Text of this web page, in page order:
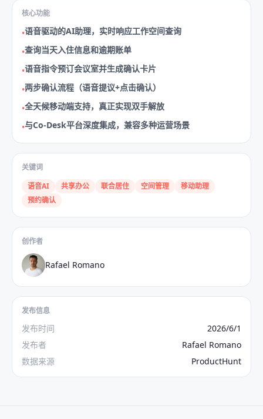
核心功能
•语音驱动的AI助理，实时响应工作空间查询
•查询当天入住信息和逾期账单
•语音指令预订会议室并生成确认卡片
•两步确认流程（语音提议+点击确认）
•全天候移动端支持，真正实现双手解放
•与Co‑Desk平台深度集成，兼容多种运营场景
关键词
语音AI
共享办公 联合居住 空间管理
移动助理
预约确认
创作者
Rafael Romano
发布信息
发布时间
2026/6/1
发布者
Rafael Romano
数据来源
ProductHunt